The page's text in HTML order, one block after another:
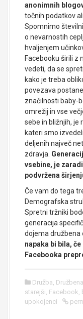
anonimnih
točnih podatkov
Spomnimo
o nevarnostih
hvaljenjem
Facebooku širili z
vedeti, da se
kako je treba
povezava
značilnosti baby-
omrežij in vse
sebe in bližnjih, je
kateri smo
deljenih največ
zdravja.
vsebine, je
podvržena
Če vam do tega
Demografska
Spretni tržniki
generacija
dojema družbena
napaka bi bila,
Facebooka
Družba
starejši Facebook
upokojenci